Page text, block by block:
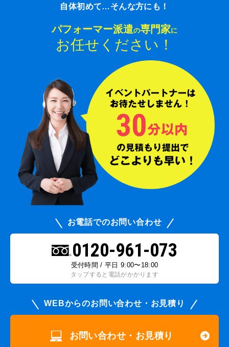
自体初めて…そんな方にも！
パフォーマー派遣の専門家に
お任せください！
お電話でのお問い合わせ
0120-961-073
受付時間 / 平日 9:00〜18:00
タップすると電話がかかります
WEBからのお問い合わせ・お見積り
お問い合わせ・お見積り